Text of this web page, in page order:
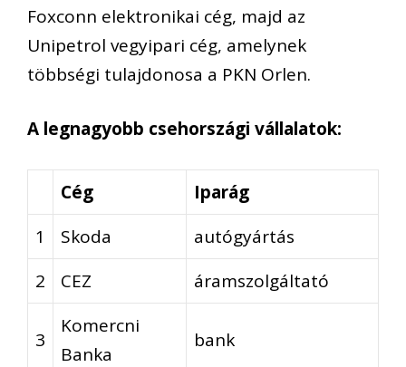
Foxconn elektronikai cég, majd az
Unipetrol vegyipari cég, amelynek
többségi tulajdonosa a PKN Orlen.
A legnagyobb csehországi vállalatok:
Cég
Iparág
1
Skoda
autógyártás
2
CEZ áramszolgáltató
3
Komercni
Banka
bank